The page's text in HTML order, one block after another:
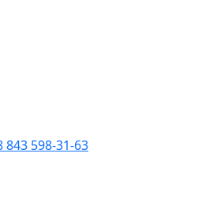
843 598-31-63